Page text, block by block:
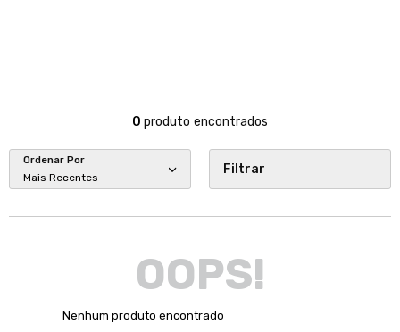
0 produto
Ordenar Por
Mais Recentes
Filtrar
OOPS!
Nenhum produto encontrado